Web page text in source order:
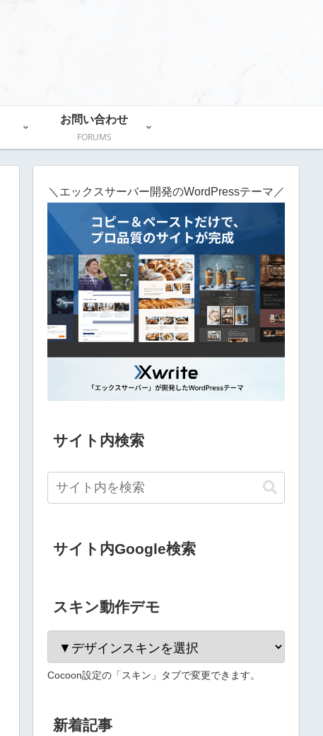
お問い合わせ
FORUMS
＼エックスサーバー開発のWordPressテーマ／
サイト内検索
サイト内Google検索
スキン動作デモ
Cocoon設定の「スキン」タブで変更できます。
新着記事